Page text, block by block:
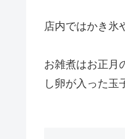
店内ではかき氷
お雑煮はお正月
し卵が入った玉